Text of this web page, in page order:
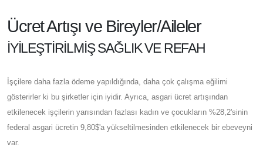
Ücret Artışı ve Bireyler/Aileler
İYILEŞTIRILMIŞ SAĞLIK VE REFAH
İşçilere daha fazla ödeme yapıldığında, daha çok çalışma eğilimi
gösterirler ki bu şirketler için iyidir. Ayrıca, asgari ücret artışından
etkilenecek işçilerin yarısından fazlası kadın ve çocukların %28,2'sinin
federal asgari ücretin 9,80$'a yükseltilmesinden etkilenecek bir ebeveyni
var.